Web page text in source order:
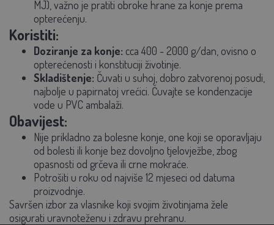
MJ), važno je pratiti obroke hrane za konje prema
opterećenju.
Koristiti:
Doziranje za konje: cca 400 - 2000 g/dan, ovisno o
opterećenosti i konstituciji životinje.
Skladištenje: Čuvati u suhoj, dobro zatvorenoj posudi,
najbolje u papirnatoj vrećici. Čuvajte se kondenzacije
vode u PVC ambalaži.
Obavijest:
Nije prikladno za bolesne konje, one koji se oporavljaju
od bolesti ili konje bez dovoljno tjelovježbe, zbog
opasnosti od grčeva ili crne mokraće.
Potrošiti u roku od najviše 12 mjeseci od datuma
proizvodnje.
Savršen izbor za vlasnike koji svojim životinjama žele
osigurati uravnoteženu i zdravu prehranu.